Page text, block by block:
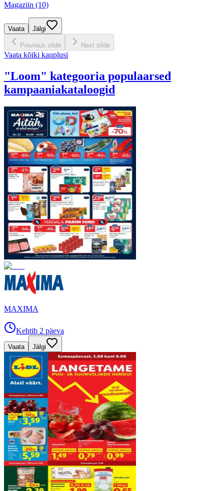
Magaziin (10)
Vaata Jälgi
Previous slide Next slide
Vaata kõiki kauplusi
"Loom" kategooria populaarsed
kampaaniakataloogid
MAXIMA
Kehtib 2 päeva
Vaata Jälgi